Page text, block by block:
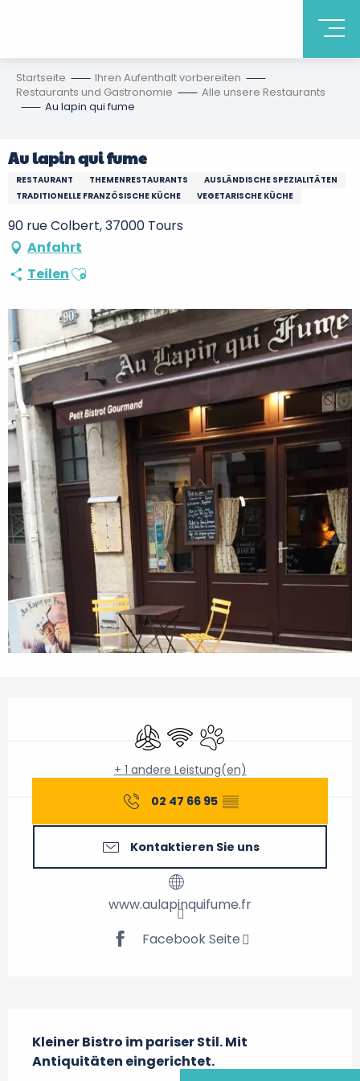
Startseite
Ihren Aufenthalt vorbereiten
Restaurants und Gastronomie
Alle unsere Restaurants
Au lapin qui fume
Au lapin qui fume
RESTAURANT THEMENRESTAURANTS
AUSLÄNDISCHE SPEZIALITÄTEN
TRADITIONELLE FRANZÖSISCHE KÜCHE
VEGETARISCHE KÜCHE
90 rue Colbert, 37000 Tours
Anfahrt
TeilenAjouter aux favoris
Klimaanlage
Wi-Fi Tiere erlaubt
+ 1 andere Leistung(en)
02 47 66 95 ▒▒
Kontaktieren Sie uns
www.aulapinquifume.fr
Facebook Seite
Kleiner Bistro im pariser Stil. Mit
Antiquitäten eingerichtet.